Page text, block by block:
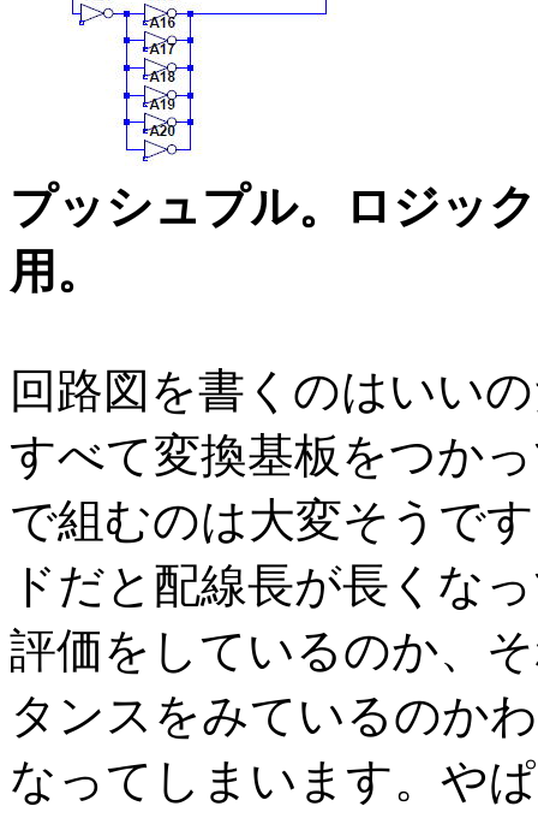
プッシュプル。ロジッ
用。
回路図を書くのはいい
すべて変換基板をつか
で組むのは大変そうで
ドだと配線長が長くな
評価をしているのか、
タンスをみているのか
なってしまいます。や